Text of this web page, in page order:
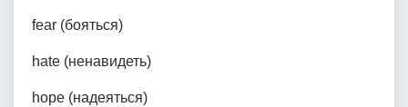
fear (бояться)
hate (ненавидеть)
hope (надеяться)